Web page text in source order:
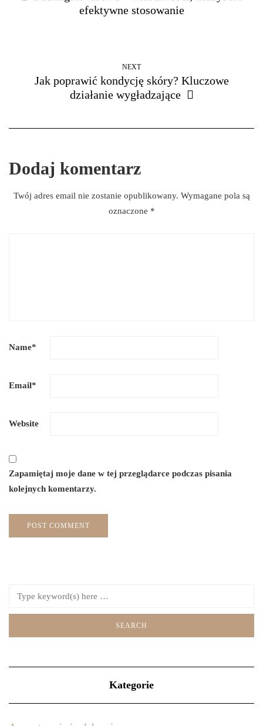
efektywne stosowanie
NEXT
Jak poprawić kondycję skóry? Kluczowe
działanie wygładzające
Dodaj komentarz
Twój adres email nie zostanie opublikowany. Wymagane pola są
oznaczone *
Name*
Email*
Website
Zapamiętaj moje dane w tej przeglądarce podczas pisania
kolejnych komentarzy.
Kategorie